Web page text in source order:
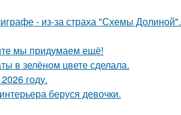
- из-за страха "Схемы Долиной".
мы придумаем ещё!
в зелёном цвете сделала.
году.
беруся девочки.